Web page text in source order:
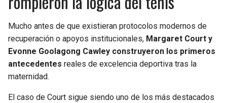
Mucho antes de que existieran protocolos modernos de
recuperación o apoyos institucionales, Margaret Court y
Evonne Goolagong Cawley construyeron los primeros
antecedentes reales de excelencia deportiva tras la
maternidad.
El caso de Court sigue siendo uno de los más destacados